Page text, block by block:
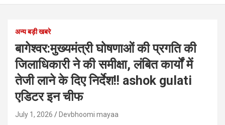
अन्य बड़ी खबरे
बागेश्वर:मुख्यमंत्री घोषणाओं की प्रगति की
जिलाधिकारी ने की समीक्षा, लंबित कार्यों में
तेजी लाने के दिए निर्देश!! ashok gulati
एडिटर इन चीफ
July 1, 2026 Devbhoomi mayaa